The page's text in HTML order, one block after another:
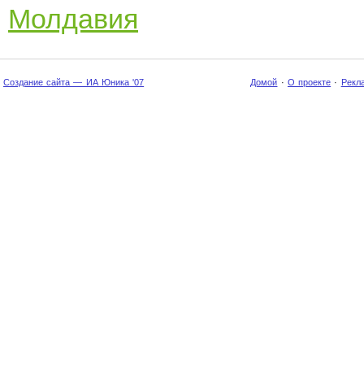
Молдавия
Создание сайта — ИА Юника '07 Домой · О проекте ·